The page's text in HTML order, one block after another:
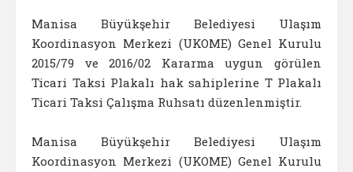
Manisa Büyükşehir Belediyesi Ulaşım
Koordinasyon Merkezi (UKOME) Genel Kurulu
2015/79 ve 2016/02 Kararma uygun görülen
Ticari Taksi Plakalı hak sahiplerine T Plakalı
Ticari Taksi Çalışma Ruhsatı düzenlenmiştir.
Manisa Büyükşehir Belediyesi Ulaşım
Koordinasyon Merkezi (UKOME) Genel Kurulu